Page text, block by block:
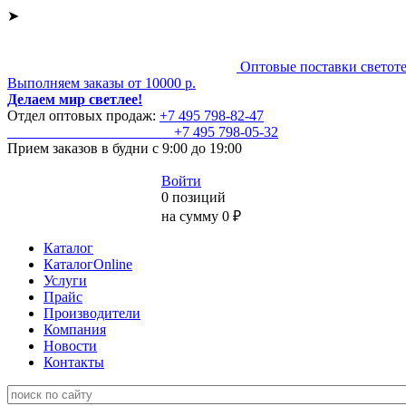
➤
Оптовые поставки
Выполняем заказы от 10000 р.
Делаем мир светлее!
Отдел оптовых продаж: +7 495 798-82-47
+7 495 798-05-32
Прием заказов в будни с 9:00 до 19:00
Войти
0 позиций
на сумму 0 ₽
Каталог
КаталогOnline
Услуги
Прайс
Производители
Компания
Новости
Контакты